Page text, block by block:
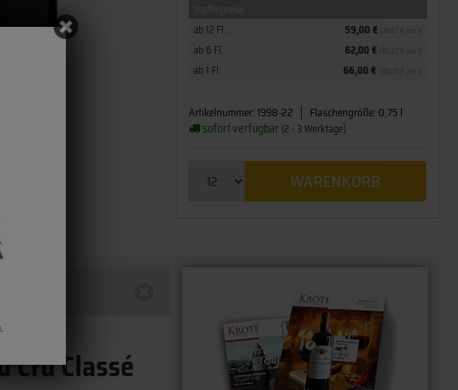
ab 1 Fl. 66,00 €
ab 6 Fl. 62,00 €
ab 12 Fl. 59,00 €
Artikelnummer:1998-22 Flaschengröße: 0,75 l
sofort verfügbar (2 - 3 Werktage)
WARENKORB
Classé